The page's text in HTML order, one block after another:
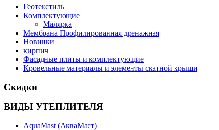
Геотекстиль
Комплектующие
Малярка
Мембрана Профилированная дренажная
Новинки
кирпич
Фасадные плиты и комплектующие
Кровельные материалы и элементы скатной крыши
Скидки
ВИДЫ УТЕПЛИТЕЛЯ
AquaMast (АкваМаст)